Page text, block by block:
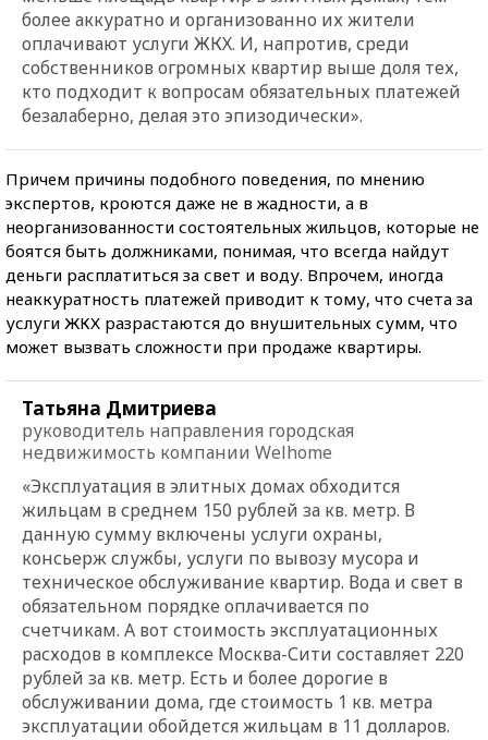
более аккуратно и организованно их жители
оплачивают услуги ЖКХ. И, напротив, среди
собственников огромных квартир выше доля тех,
кто подходит к вопросам обязательных платежей
безалаберно, делая это эпизодически».
Причем причины подобного поведения, по мнению
экспертов, кроются даже не в жадности, а в
неорганизованности состоятельных жильцов, которые не
боятся быть должниками, понимая, что всегда найдут
деньги расплатиться за свет и воду. Впрочем, иногда
неаккуратность платежей приводит к тому, что счета за
услуги ЖКХ разрастаются до внушительных сумм, что
может вызвать сложности при продаже квартиры.
Татьяна Дмитриева
руководитель направления городская
недвижимость компании Welhome
«Эксплуатация в элитных домах обходится
жильцам в среднем 150 рублей за кв. метр. В
данную сумму включены услуги охраны,
консьерж службы, услуги по вывозу мусора и
техническое обслуживание квартир. Вода и свет в
обязательном порядке оплачивается по
счетчикам. А вот стоимость эксплуатационных
расходов в комплексе Москва-Сити составляет 220
рублей за кв. метр. Есть и более дорогие в
обслуживании дома, где стоимость 1 кв. метра
эксплуатации обойдется жильцам в 11 долларов.